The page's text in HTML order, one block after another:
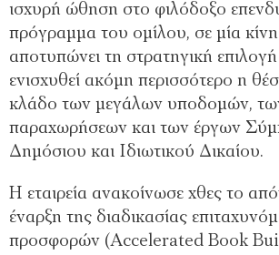
ισχυρή ώθηση στο φιλόδοξο
πρόγραμμα του ομίλου, σε μία
αποτυπώνει τη στρατηγική
ενισχυθεί ακόμη περισσότερο η
κλάδο των μεγάλων υποδομών,
παραχωρήσεων και των έργων
Δημόσιου και Ιδιωτικού Δικαίου.
Η εταιρεία ανακοίνωσε χθες το
έναρξη της διαδικασίας
προσφορών (Accelerated Book